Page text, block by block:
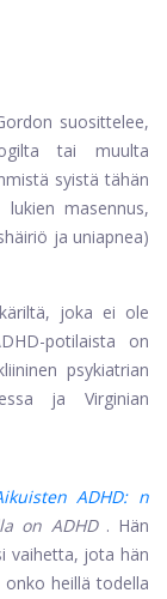
suosittelee,
tai muulta
syistä tähän
masennus,
ja uniapnea)
​​joka ei ole
potilaista on
psykiatrian
ja Virginian
ADHD: n
on ADHD . Hän
vaihetta, jota hän
heillä todella